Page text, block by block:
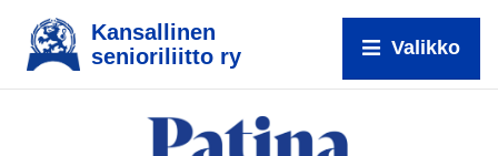
Kansallinen
senioriliitto ry
Valikko